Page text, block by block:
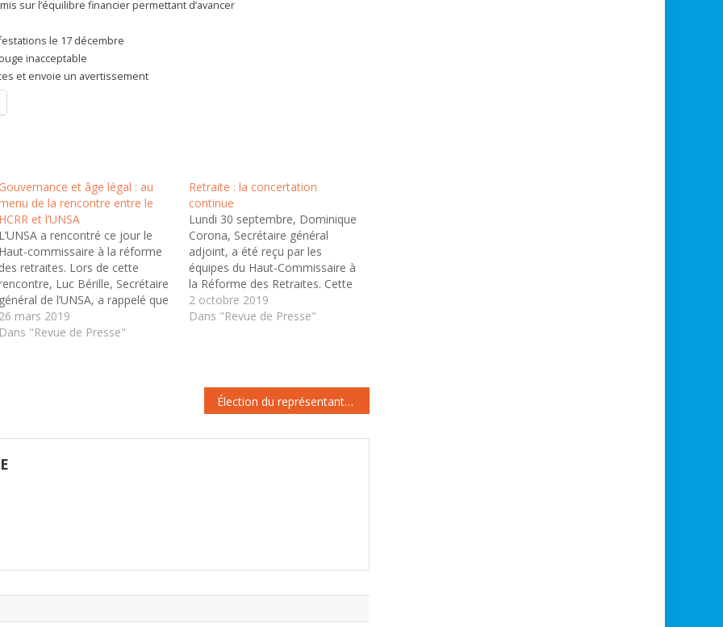
sur l’équilibre financier permettant d’avancer
le 17 décembre
inacceptable
et envoie un avertissement
Gouvernance et âge légal : au
de la rencontre entre le
HCRR et l’UNSA
L’UNSA a rencontré ce jour le
Haut-commissaire à la réforme
des retraites. Lors de cette
Luc Bérille, Secrétaire
général de l’UNSA, a rappelé que
l’âge d’ouverture des droits à
retraite avait déjà été évoqué
26 mars 2019
Dans "Revue de Presse"
Retraite : la concertation
continue
Lundi 30 septembre, Dominique
Corona, Secrétaire général
adjoint, a été reçu par les
équipes du Haut-Commissaire à
la Réforme des Retraites. Cette
réunion avait pour objectif
d’analyser les départs anticipés
2 octobre 2019
Dans "Revue de Presse"
Élection du représentant des salariés actionnaires au CA d’Orange , votez pour Nadia Zak Calvet et Luc Marinoi,